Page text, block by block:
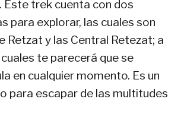
Este trek cuenta con dos
para explorar, las cuales son
Retzat y las Central Retezat; a
te parecerá que se
en cualquier momento. Es un
para escapar de las multitudes